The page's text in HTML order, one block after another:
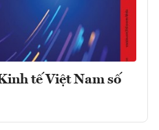
tế Việt Nam số